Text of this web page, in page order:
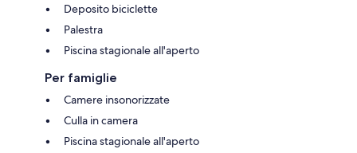
Deposito biciclette
Palestra
Piscina stagionale all'aperto
Per famiglie
Camere insonorizzate
Culla in camera
Piscina stagionale all'aperto